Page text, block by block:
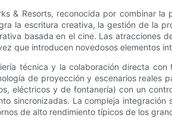
& Resorts, reconocida por combinar
la escritura creativa, la gestión de la
basada en el cine. Las atracciones
que introducen novedosos elementos
técnica y la colaboración directa
de proyección y escenarios reales
eléctricos y de fontanería) con un
sincronizadas. La compleja
de alto rendimiento típicos de los